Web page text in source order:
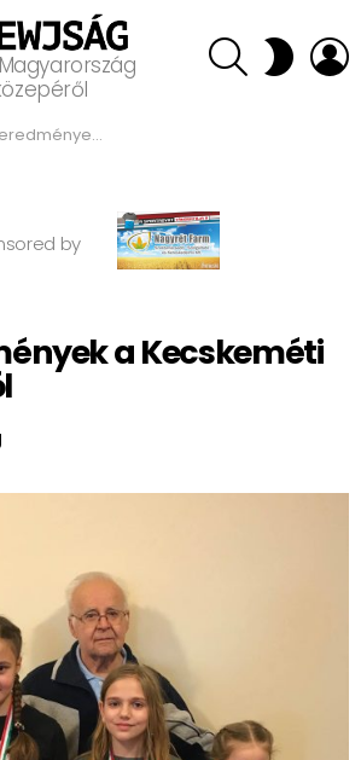
SEARCH SWITCH
SKIN
a Kecskeméti Tél 2023-ról
by
a Kecskeméti